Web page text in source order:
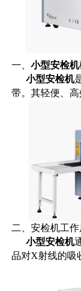
一、 小型安检机
小型安检机
带。其轻便、
二、安检机工
小型安检机
品对X射线的吸